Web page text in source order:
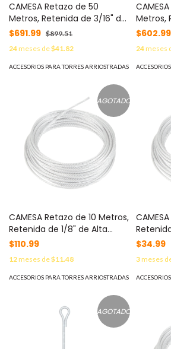
CAMESA Retazo de 50
Metros, Retenida de 3/16" de
Alta Resistencia, Galvanizado
clase A. MOD: S-RET-
474CAM*50MTS
$691.99 $899.51
24meses de$41.82
ACCESORIOS PARA TORRES ARRIOSTRADAS
Metros,
Alta
clase A.
$602.99
24meses
AGOTADO
CAMESA Retazo de 10 Metros,
Retenida de 1/8" de Alta
Resistencia, Galvanizado
clase A. MOD:
SRET318CAM*10MTS
$110.99
12meses de$11.48
ACCESORIOS PARA TORRES ARRIOSTRADAS
clase A.
$34.99
3meses
AGOTADO